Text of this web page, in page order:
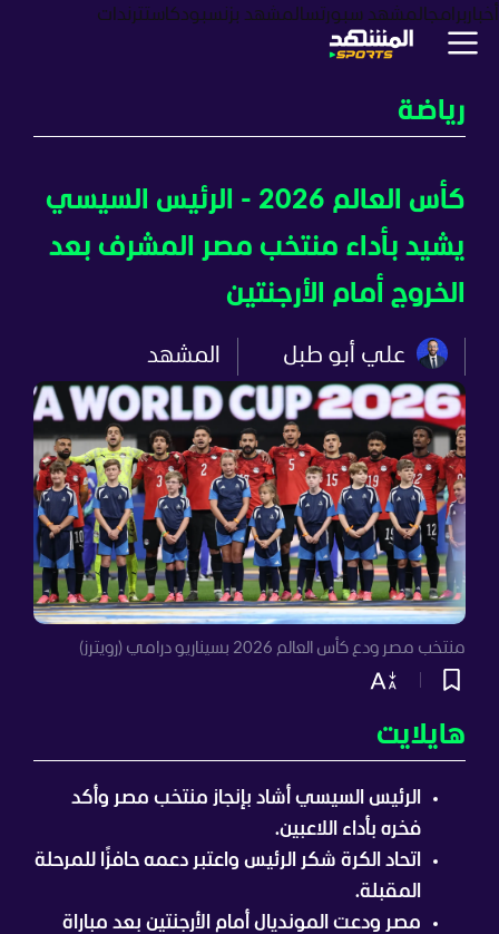
أخبار برامجالمشهد سبورتسالمشهد بزنسبودكاستترندات
رياضة
كأس العالم 2026 - الرئيس السيسي
يشيد بأداء منتخب مصر المشرف بعد
الخروج أمام الأرجنتين
علي أبو طبل المشهد
منتخب مصر ودع كأس العالم 2026 بسيناريو درامي (رويترز)
هايلايت
الرئيس السيسي أشاد بإنجاز منتخب مصر وأكد
فخره بأداء اللاعبين.
اتحاد الكرة شكر الرئيس واعتبر دعمه حافزًا للمرحلة
المقبلة.
مصر ودعت المونديال أمام الأرجنتين بعد مباراة